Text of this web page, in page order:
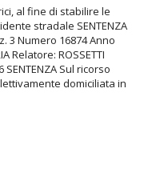
al fine di stabilire le
stradale SENTENZA
3 Numero 16874 Anno
Relatore: ROSSETTI
Sul ricorso
domiciliata in